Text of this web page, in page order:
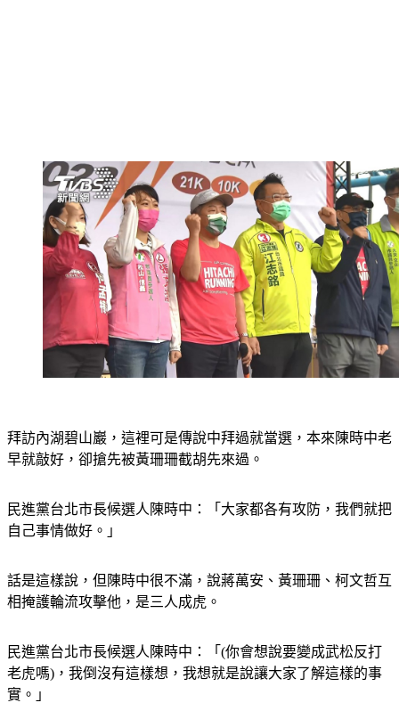
拜訪內湖碧山巖，這裡可是傳說中拜過就當選，本來陳時中老
早就敲好，卻搶先被黃珊珊截胡先來過。
民進黨台北市長候選人陳時中：「大家都各有攻防，我們就把
自己事情做好。」
話是這樣說，但陳時中很不滿，說蔣萬安、黃珊珊、柯文哲互
相掩護輪流攻擊他，是三人成虎。
民進黨台北市長候選人陳時中：「(你會想說要變成武松反打
老虎嗎)，我倒沒有這樣想，我想就是說讓大家了解這樣的事
實。」